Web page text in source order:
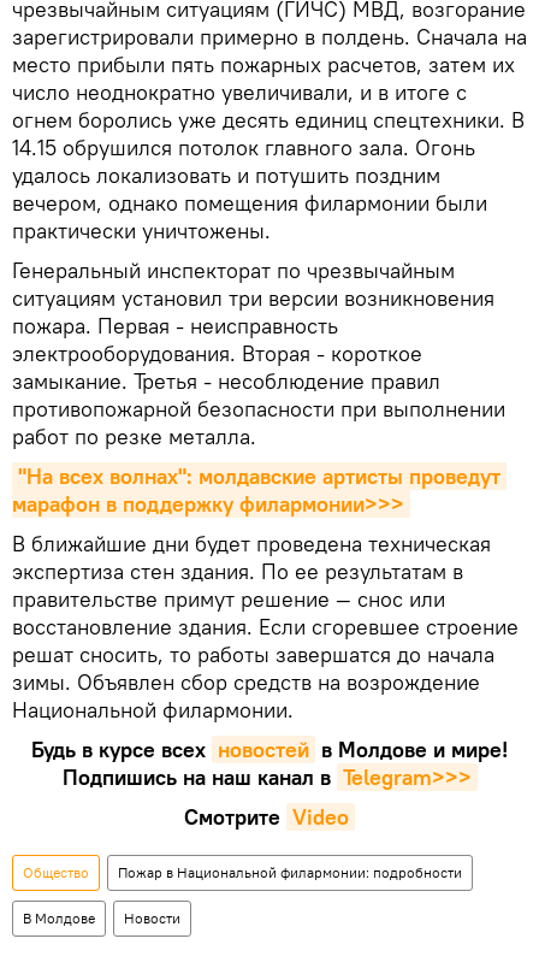
чрезвычайным ситуациям (ГИЧС) МВД, возгорание
зарегистрировали примерно в полдень. Сначала на
место прибыли пять пожарных расчетов, затем их
число неоднократно увеличивали, и в итоге с
огнем боролись уже десять единиц спецтехники. В
14.15 обрушился потолок главного зала. Огонь
удалось локализовать и потушить поздним
вечером, однако помещения филармонии были
практически уничтожены.
Генеральный инспекторат по чрезвычайным
ситуациям установил три версии возникновения
пожара. Первая - неисправность
электрооборудования. Вторая - короткое
замыкание. Третья - несоблюдение правил
противопожарной безопасности при выполнении
работ по резке металла.
"На всех волнах": молдавские артисты проведут
марафон в поддержку филармонии>>>
В ближайшие дни будет проведена техническая
экспертиза стен здания. По ее результатам в
правительстве примут решение — снос или
восстановление здания. Если сгоревшее строение
решат сносить, то работы завершатся до начала
зимы. Объявлен сбор средств на возрождение
Национальной филармонии.
Будь в курсе всех новостей в Молдове и мире!
Подпишись на наш канал в Telegram>>>
Смотрите Video
Общество Пожар в Национальной филармонии: подробности
В Молдове Новости